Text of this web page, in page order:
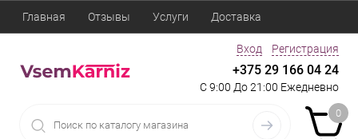
Главная Отзывы Услуги Доставка
Вход Регистрация
+375 29 166 04 24
С 9:00 До 21:00 Ежедневно
0